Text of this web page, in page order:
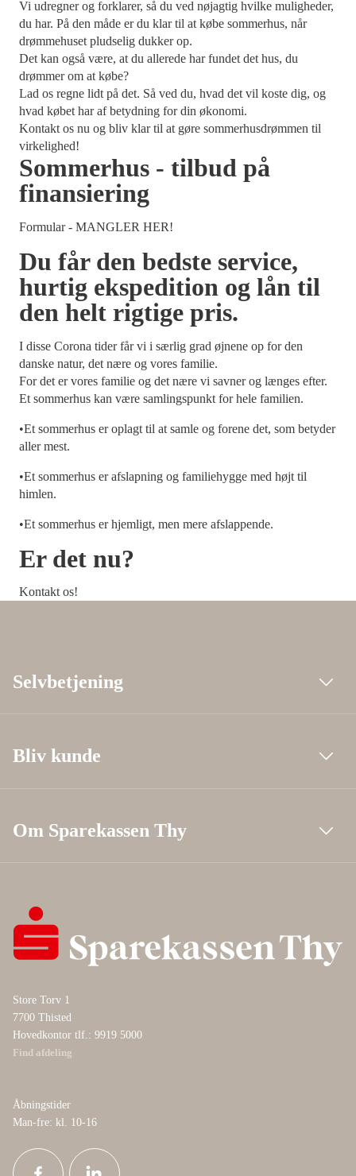
Vi udregner og forklarer, så du ved nøjagtig hvilke muligheder,
du har. På den måde er du klar til at købe sommerhus, når
drømmehuset pludselig dukker op.
Det kan også være, at du allerede har fundet det hus, du
drømmer om at købe?
Lad os regne lidt på det. Så ved du, hvad det vil koste dig, og
hvad købet har af betydning for din økonomi.
Kontakt os nu og bliv klar til at gøre sommerhusdrømmen til
virkelighed!
Sommerhus - tilbud på
finansiering
Formular - MANGLER HER!
Du får den bedste service,
hurtig ekspedition og lån til
den helt rigtige pris.
I disse Corona tider får vi i særlig grad øjnene op for den
danske natur, det nære og vores familie.
For det er vores familie og det nære vi savner og længes efter.
Et sommerhus kan være samlingspunkt for hele familien.
•Et sommerhus er oplagt til at samle og forene det, som betyder
aller mest.
•Et sommerhus er afslapning og familiehygge med højt til
himlen.
•Et sommerhus er hjemligt, men mere afslappende.
Er det nu?
Kontakt os!
Selvbetjening
Bliv kunde
Om Sparekassen Thy
Store Torv 1
7700 Thisted
Hovedkontor tlf.: 9919 5000
Find afdeling
Åbningstider
Man-fre: kl. 10-16